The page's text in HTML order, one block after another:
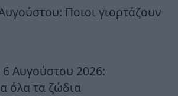
Ποιοι γιορτάζουν
Αυγούστου 2026:
όλα τα ζώδια